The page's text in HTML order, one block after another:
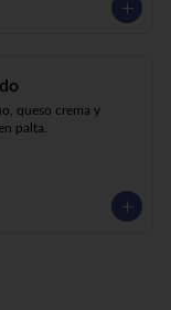
queso crema y
palta.